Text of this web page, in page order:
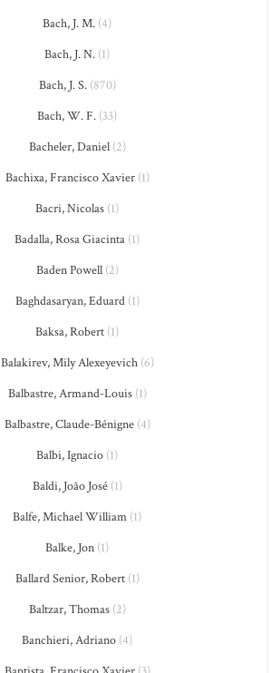
Bach, J. M. (4)
Bach, J. N. (1)
Bach, J. S.(870)
Bach, W. F. (33)
Bacheler, Daniel(2)
Bachixa, Francisco Xavier(1)
Bacri, Nicolas (1)
Badalla, Rosa Giacinta (1)
Baden Powell(2)
Baghdasaryan, Eduard(1)
Baksa, Robert (1)
Balakirev, Mily Alexeyevich(6)
Balbastre, Armand-Louis(1)
Balbastre, Claude-Bénigne(4)
Balbi, Ignacio (1)
Baldi, João José(1)
Balfe, Michael William (1)
Balke, Jon (1)
Ballard Senior, Robert(1)
Baltzar, Thomas(2)
Banchieri, Adriano (4)